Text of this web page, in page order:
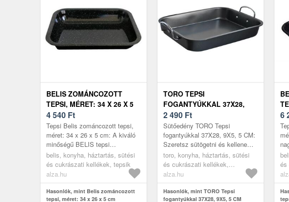
BELIS ZOMÁNCOZOTT
TEPSI, MÉRET: 34 X 26 X 5
CM
4 540 Ft
Tepsi Belis zománcozott tepsi,
méret: 34 x 26 x 5 cm: A kiváló
minőségű BELIS tepsi
nélkülözhetetlen eszköz egy
konyhában. A magasabb
peremű, sütőb...
belis, konyha, háztartás, sütési
és cukrászati kellékek, tepsik
alza.hu
Hasonlók, mint Belis zománcozott
tepsi, méret: 34 x 26 x 5 cm
TORO TEPSI
FOGANTYÚKKAL 37X28,
9X5, 5 CM
2 490 Ft
Sütőedény TORO Tepsi
fogantyúkkal 37X28, 9X5, 5 CM:
Szeretsz sütögetni és kellene
egy új sütőedény? A sütőedény
szénacélból készült, amely
megakadá...
toro, konyha, háztartás, sütési
és cukrászati kellékek,
sütőedények
alza.hu
Hasonlók, mint TORO Tepsi
fogantyúkkal 37X28, 9X5, 5 CM
5
6
a
és